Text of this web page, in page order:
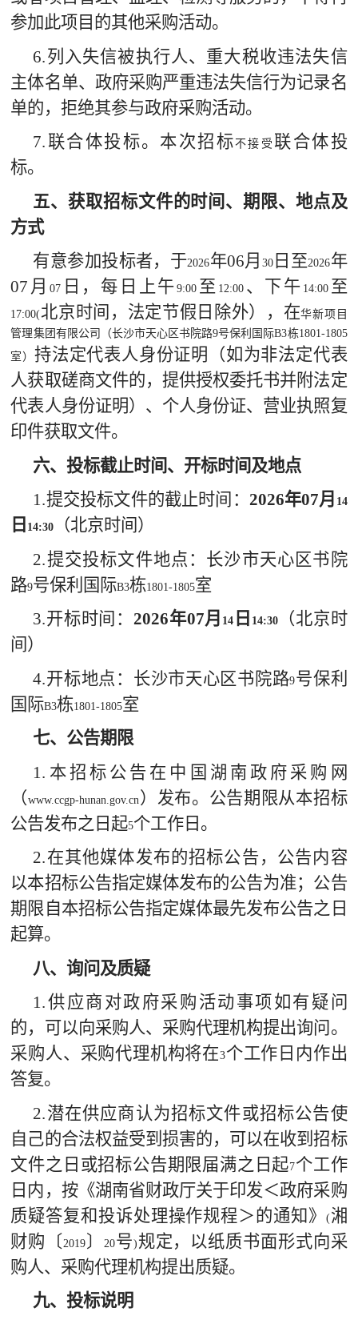
参加此项目的其他采购活动。
6.列入失信被执行人、重大税收违法失信
主体名单、政府采购严重违法失信行为记录名
单的，拒绝其参与政府采购活动。
7. 联合体投标。本次招标不接受 联合体投
标。
五、获取招标文件的时间、期限、地点及
方式
有意参加投标者，于2026年06月 30日 至2026年
07 月 07日 ，每日上午9:00 至 12:00、下午 14:00至
17:00(北京时间，法定节假日除外），在华新项目
管理集团有限公司（长沙市天心区书院路9号保利国际B3栋1801-1805
室）持法定代表人身份证明（如为非法定代表
人获取磋商文件的，提供授权委托书并附法定
代表人身份证明）、个人身份证、营业执照复
印件获取文件。
六、投标截止时间、开标时间及地点
1.提交投标文件的截止时间： 2026年07月 14
日 14:30
（北京时间）
2.提交投标文件地点： 长沙市天心区书院
路9号保利国际B3栋1801-1805室
3.开标时间： 2026年07月 14 日 14:30（北京时
间）
4.开标地点： 长沙市天心区书院路9号保利
国际B3栋1801-1805室
七、公告期限
1. 本招标公告在中国湖南政府采购网
（www.ccgp-hunan.gov.cn ）发布。公告期限从本招标
公告发布之日起5个工作日。
2.在其他媒体发布的招标公告，公告内容
以本招标公告指定媒体发布的公告为准；公告
期限自本招标公告指定媒体最先发布公告之日
起算。
八、询问及质疑
1.供应商对政府采购活动事项如有疑问
的，可以向采购人、采购代理机构提出询问。
采购人、采购代理机构将在3个工作日内作出
答复。
2.潜在供应商认为招标文件或招标公告使
自己的合法权益受到损害的，可以在收到招标
文件之日或招标公告期限届满之日起7个工作
日内，按《湖南省财政厅关于印发＜政府采购
质疑答复和投诉处理操作规程＞的通知》
(湘
财购〔2019 〕 20号) 规定，以纸质书面形式向采
购人、采购代理机构提出质疑。
九、投标说明